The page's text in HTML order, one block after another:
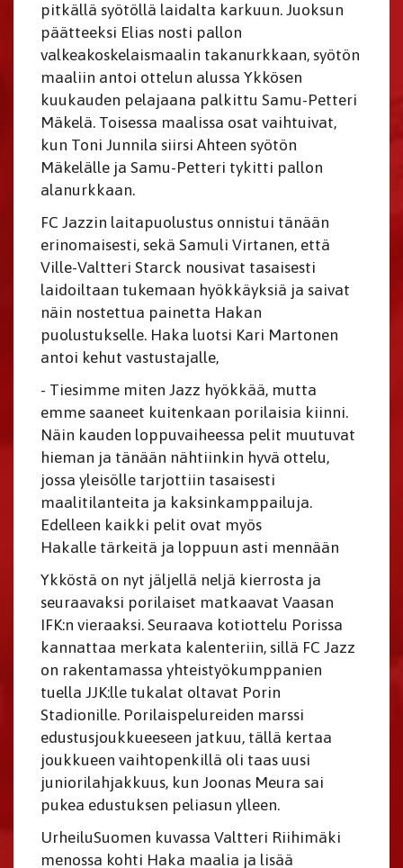
pitkällä syötöllä laidalta karkuun. Juoksun
päätteeksi Elias nosti pallon
valkeakoskelaismaalin takanurkkaan, syötön
maaliin antoi ottelun alussa Ykkösen
kuukauden pelajaana palkittu Samu-Petteri
Mäkelä. Toisessa maalissa osat vaihtuivat,
kun Toni Junnila siirsi Ahteen syötön
Mäkelälle ja Samu-Petteri tykitti pallon
alanurkkaan.
FC Jazzin laitapuolustus onnistui tänään
erinomaisesti, sekä Samuli Virtanen, että
Ville-Valtteri Starck nousivat tasaisesti
laidoiltaan tukemaan hyökkäyksiä ja saivat
näin nostettua painetta Hakan
puolustukselle. Haka luotsi Kari Martonen
antoi kehut vastustajalle,
- Tiesimme miten Jazz hyökkää, mutta
emme saaneet kuitenkaan porilaisia kiinni.
Näin kauden loppuvaiheessa pelit muutuvat
hieman ja tänään nähtiinkin hyvä ottelu,
jossa yleisölle tarjottiin tasaisesti
maalitilanteita ja kaksinkamppailuja.
Edelleen kaikki pelit ovat myös
Hakalle tärkeitä ja loppuun asti mennään
Ykköstä on nyt jäljellä neljä kierrosta ja
seuraavaksi porilaiset matkaavat Vaasan
IFK:n vieraaksi. Seuraava kotiottelu Porissa
kannattaa merkata kalenteriin, sillä FC Jazz
on rakentamassa yhteistyökumppanien
tuella JJK:lle tukalat oltavat Porin
Stadionille. Porilaispelureiden marssi
edustusjoukkueeseen jatkuu, tällä kertaa
joukkueen vaihtopenkillä oli taas uusi
juniorilahjakkuus, kun Joonas Meura sai
pukea edustuksen peliasun ylleen.
UrheiluSuomen kuvassa Valtteri Riihimäki
menossa kohti Haka maalia ja lisää